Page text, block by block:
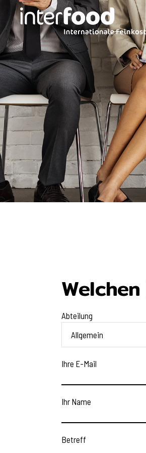
Abteilung
Ihre E-Mail
Ihr Name
Betreff